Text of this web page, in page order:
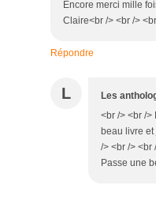
Encore merci mille
Claire<br /> <br />
Répondre
L Les
<br /> <br />
beau livre
/> <br /> <br
Passe une